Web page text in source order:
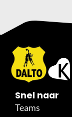
Snel naar
Teams